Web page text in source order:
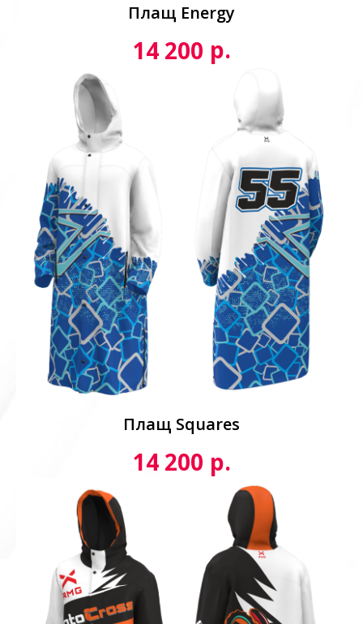
Плащ Energy
14 200 р.
Плащ Squares
14 200 р.